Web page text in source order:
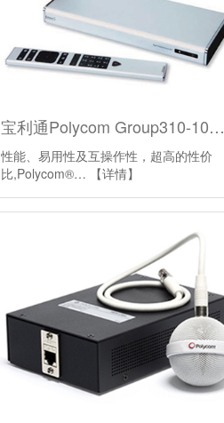
宝利通Polycom Group310-1080P高清视频会议终端
性能、易用性及互操作性，超高的性价
比,Polycom®…
【详情】